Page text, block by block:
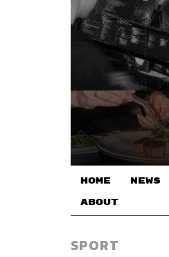
HOME NEWS
ABOUT
SPORT